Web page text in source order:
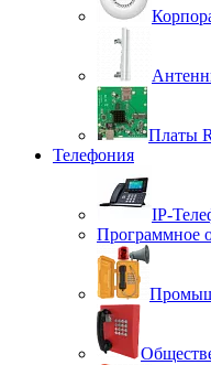
Платы
Телефония
IP-
Программное